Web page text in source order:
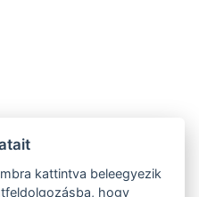
kattintva beleegyezik
hogy